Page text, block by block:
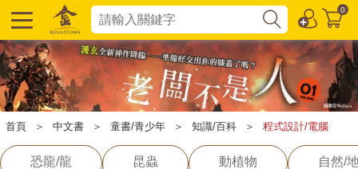
0
首頁 ＞ 中文書 ＞ 童書/青少年 ＞ 知識/百科 ＞ 程式設計/電腦
恐龍/龍 昆蟲 動植物 自然/